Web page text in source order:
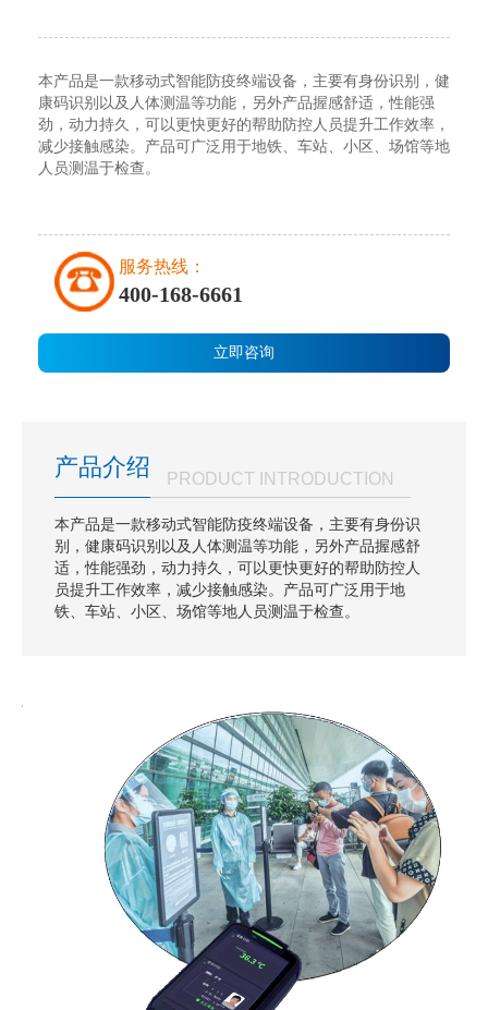
本产品是一款移动式智能防疫终端设备，主要有身份识别，健
康码识别以及人体测温等功能，另外产品握感舒适，性能强
劲，动力持久，可以更快更好的帮助防控人员提升工作效率，
减少接触感染。产品可广泛用于地铁、车站、小区、场馆等地
人员测温于检查。
服务热线：
400-168-6661
立即咨询
产品介绍 PRODUCT INTRODUCTION
本产品是一款移动式智能防疫终端设备，主要有身份识
别，健康码识别以及人体测温等功能，另外产品握感舒
适，性能强劲，动力持久，可以更快更好的帮助防控人
员提升工作效率，减少接触感染。产品可广泛用于地
铁、车站、小区、场馆等地人员测温于检查。